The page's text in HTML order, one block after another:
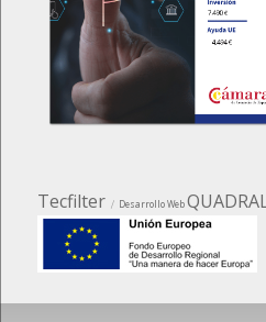
Tecfilter Desarrollo Web